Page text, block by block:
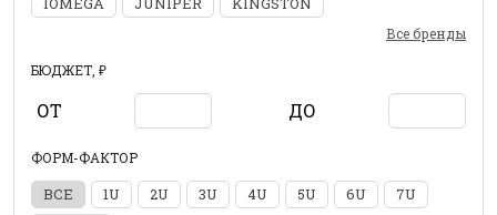
Все бренды
БЮДЖЕТ, ₽
ОТ ДО
ФОРМ-ФАКТОР
ВСЕ 1U 2U 3U 4U 5U 6U
7U